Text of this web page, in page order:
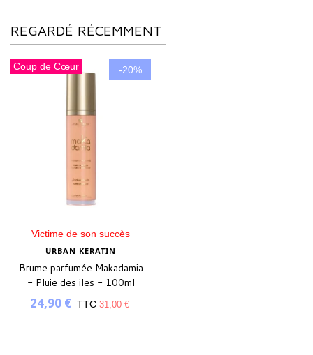
REGARDÉ RÉCEMMENT
Coup de Cœur -20%
Victime de son succès
URBAN KERATIN
Brume parfumée Makadamia
- Pluie des iles - 100ml
24,90 € TTC 31,00 €